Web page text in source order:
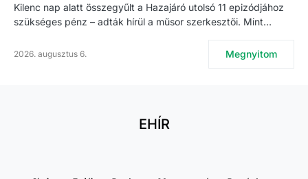
Kilenc nap alatt összegyűlt a Hazajáró utolsó 11 epizódjához
szükséges pénz – adták hírül a műsor szerkesztői. Mint…
2026. augusztus 6. Megnyitom
EHÍR